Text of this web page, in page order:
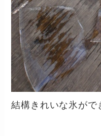
結構きれいな氷がで